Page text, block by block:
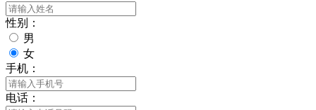
性别：
男
女
手机：
电话：